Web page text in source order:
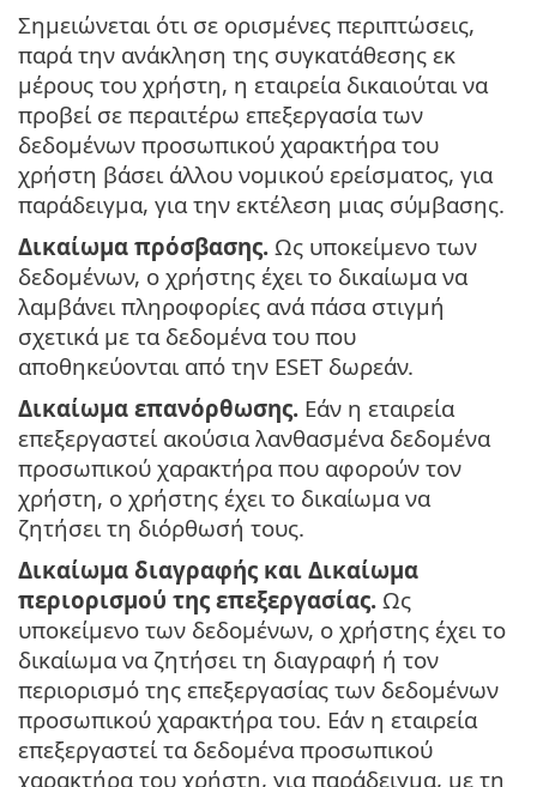
Σημειώνεται ότι σε ορισμένες περιπτώσεις,
παρά την ανάκληση της συγκατάθεσης εκ
μέρους του χρήστη, η εταιρεία δικαιούται να
προβεί σε περαιτέρω επεξεργασία των
δεδομένων προσωπικού χαρακτήρα του
χρήστη βάσει άλλου νομικού ερείσματος, για
παράδειγμα, για την εκτέλεση μιας σύμβασης.
Δικαίωμα πρόσβασης. Ως υποκείμενο των
δεδομένων, ο χρήστης έχει το δικαίωμα να
λαμβάνει πληροφορίες ανά πάσα στιγμή
σχετικά με τα δεδομένα του που
αποθηκεύονται από την ESET δωρεάν.
Δικαίωμα επανόρθωσης. Εάν η εταιρεία
επεξεργαστεί ακούσια λανθασμένα δεδομένα
προσωπικού χαρακτήρα που αφορούν τον
χρήστη, ο χρήστης έχει το δικαίωμα να
ζητήσει τη διόρθωσή τους.
Δικαίωμα διαγραφής και Δικαίωμα
περιορισμού της επεξεργασίας. Ως
υποκείμενο των δεδομένων, ο χρήστης έχει το
δικαίωμα να ζητήσει τη διαγραφή ή τον
περιορισμό της επεξεργασίας των δεδομένων
προσωπικού χαρακτήρα του. Εάν η εταιρεία
επεξεργαστεί τα δεδομένα προσωπικού
χαρακτήρα του χρήστη, για παράδειγμα, με τη